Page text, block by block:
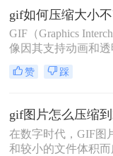
以满足特定的使用
怎么压缩到1m以内
种将GIF图片压缩至
GIF（Graphics
像因其支持动画和
在互联网上得到了广
GIF文件往往体积较
压缩大小不改变像
两种在不改变像素
GIF文件大小的方法
赞 踩
在数字时代，GIF图
和较小的文件体积